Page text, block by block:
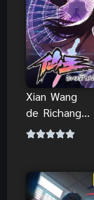
Xian Wang
de Richang
Shenghuo
เซียน ภาค 1
Xian Wang